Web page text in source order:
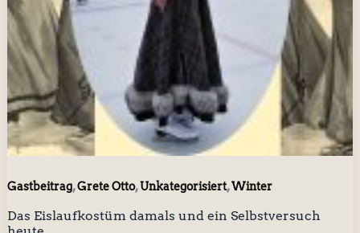
Gastbeitrag,Grete Otto,Unkategorisiert,Winter
Das Eislaufkostüm damals und ein Selbstversuch